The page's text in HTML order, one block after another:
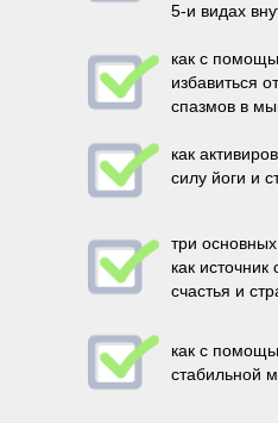
как
силу йоги и
5-и видах
как с
избавиться
спазмов в
три
как источник
счастья и
как с
стабильной